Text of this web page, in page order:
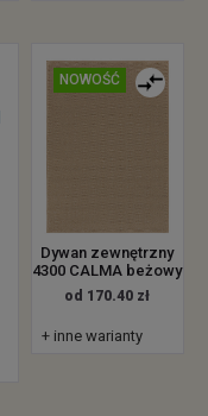
NOWOŚĆ
Dywan zewnętrzny
4300 CALMA beżowy
od 170.40 zł
+ inne warianty